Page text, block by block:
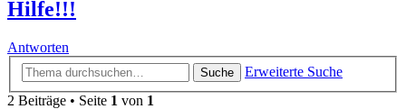
Hilfe!!!
Antworten
Suche
Erweiterte Suche
2 Beiträge • Seite 1 von 1